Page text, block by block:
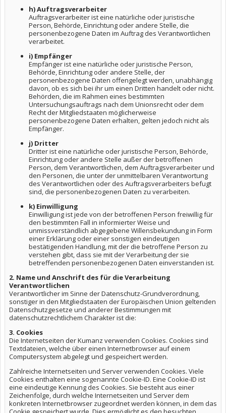
h) Auftragsverarbeiter
Auftragsverarbeiter ist eine natürliche oder juristische
Person, Behörde, Einrichtung oder andere Stelle, die
personenbezogene Daten im Auftrag des Verantwortlichen
verarbeitet.
i) Empfänger
Empfänger ist eine natürliche oder juristische Person,
Behörde, Einrichtung oder andere Stelle, der
personenbezogene Daten offengelegt werden, unabhängig
davon, ob es sich bei ihr um einen Dritten handelt oder nicht.
Behörden, die im Rahmen eines bestimmten
Untersuchungsauftrags nach dem Unionsrecht oder dem
Recht der Mitgliedstaaten möglicherweise
personenbezogene Daten erhalten, gelten jedoch nicht als
Empfänger.
j) Dritter
Dritter ist eine natürliche oder juristische Person, Behörde,
Einrichtung oder andere Stelle außer der betroffenen
Person, dem Verantwortlichen, dem Auftragsverarbeiter und
den Personen, die unter der unmittelbaren Verantwortung
des Verantwortlichen oder des Auftragsverarbeiters befugt
sind, die personenbezogenen Daten zu verarbeiten.
k) Einwilligung
Einwilligung ist jede von der betroffenen Person freiwillig für
den bestimmten Fall in informierter Weise und
unmissverständlich abgegebene Willensbekundung in Form
einer Erklärung oder einer sonstigen eindeutigen
bestätigenden Handlung, mit der die betroffene Person zu
verstehen gibt, dass sie mit der Verarbeitung der sie
betreffenden personenbezogenen Daten einverstanden ist.
2. Name und Anschrift des für die Verarbeitung
Verantwortlichen
Verantwortlicher im Sinne der Datenschutz-Grundverordnung,
sonstiger in den Mitgliedstaaten der Europäischen Union geltenden
Datenschutzgesetze und anderer Bestimmungen mit
datenschutzrechtlichem Charakter ist die:
3. Cookies
Die Internetseiten der Kumanz verwenden Cookies. Cookies sind
Textdateien, welche über einen Internetbrowser auf einem
Computersystem abgelegt und gespeichert werden.
Zahlreiche Internetseiten und Server verwenden Cookies. Viele
Cookies enthalten eine sogenannte Cookie-ID. Eine Cookie-ID ist
eine eindeutige Kennung des Cookies. Sie besteht aus einer
Zeichenfolge, durch welche Internetseiten und Server dem
konkreten Internetbrowser zugeordnet werden können, in dem das